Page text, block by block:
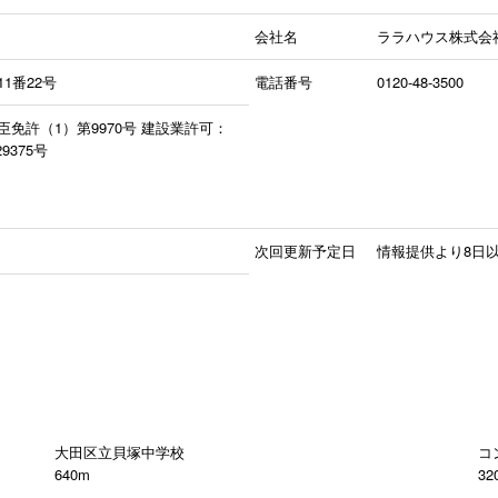
会社名 ララハウス株式会
番22号 電話番号 0120-48-3500
許（1）第9970号 建設業許可：
号
次回更新予定日 情報提供より8日
大田区立貝塚中学校
640m
コ